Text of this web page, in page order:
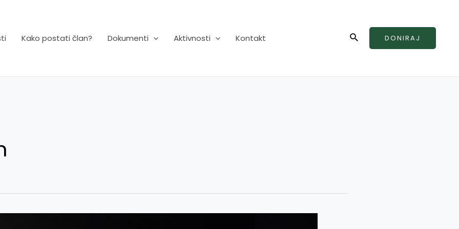
Kako postati član? Dokumenti Aktivnosti Kontakt Search DONIRAJ